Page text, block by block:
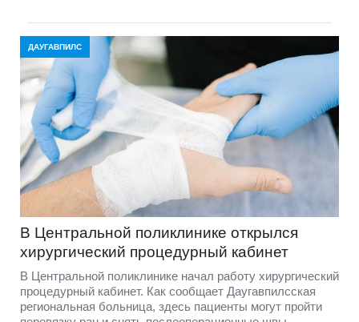
ДАУГАВПИЛС
В Центральной поликлинике открылся
хирургический процедурный кабинет
В Центральной поликлинике начал работу хирургический
процедурный кабинет. Как сообщает Даугавпилсская
региональная больница, здесь пациенты могут пройти